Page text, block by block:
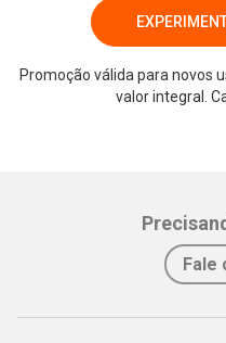
Promoção válida para novos
valor integral.
Fale
Whatsapp